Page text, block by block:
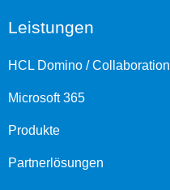
Leistungen
HCL Domino / Collaboration
Microsoft 365
Produkte
Partnerlösungen